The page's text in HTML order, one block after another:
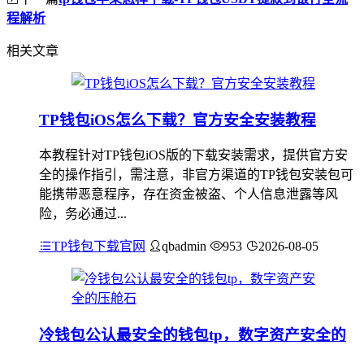
程解析
相关文章
TP钱包iOS怎么下载？官方安全安装教程
本教程针对TP钱包iOS版的下载安装需求，提供官方安
全的操作指引，需注意，非官方渠道的TP钱包安装包可
能携带恶意程序，存在资金被盗、个人信息泄露等风
险，务必通过...
TP钱包下载官网 qbadmin 953 2026-08-05
冷钱包公认最安全的钱包tp，数字资产安全的